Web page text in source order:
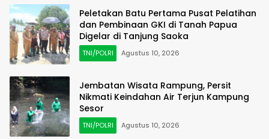
Peletakan Batu Pertama Pusat Pelatihan
dan Pembinaan GKI di Tanah Papua
Digelar di Tanjung Saoka
TNI/POLRI Agustus 10, 2026
Jembatan Wisata Rampung, Persit
Nikmati Keindahan Air Terjun Kampung
Sesor
TNI/POLRI Agustus 10, 2026